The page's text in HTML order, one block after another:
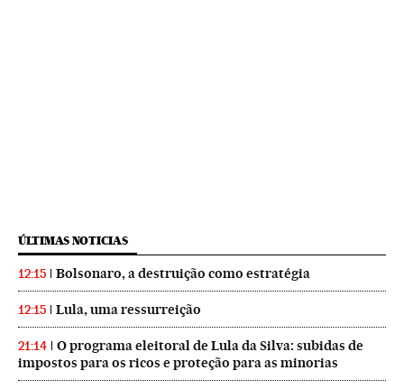
ÚLTIMAS NOTICIAS
12:15 Bolsonaro, a destruição como estratégia
12:15 Lula, uma ressurreição
21:14
O programa eleitoral de Lula da Silva: subidas de
impostos para os ricos e proteção para as minorias